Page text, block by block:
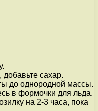
сахар.
до однородной массы.
в формочки для льда.
на 2-3 часа, пока